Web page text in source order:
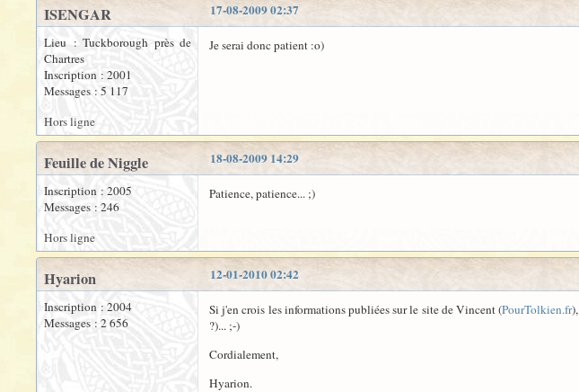
17-08-2009 02:37
ISENGAR
Lieu : Tuckborough près de
Chartres
Inscription : 2001
Messages : 5 117
Je serai donc patient :o)
Hors ligne
18-08-2009 14:29
Feuille de Niggle
Inscription : 2005
Messages : 246
Patience, patience... ;)
Hors ligne
12-01-2010 02:42
Hyarion
Inscription : 2004
Messages : 2 656
Si j'en crois les informations publiées sur le site de Vincent (PourTolkien.fr),
?)... ;-)
Cordialement,
Hyarion.